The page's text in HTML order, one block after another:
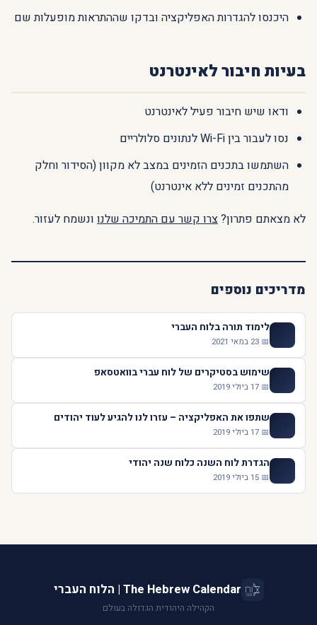
היכנסו להגדרות האפליקציה ובדקו שההתראות מופעלות שם
בעיות חיבור לאינטרנט
ודאו שיש חיבור פעיל לאינטרנט
נסו לעבור בין Wi-Fi לנתונים סלולריים
השתמשו בתכנים הזמינים במצב לא מקוון (הסידור וחלק
מהתכנים זמינים ללא אינטרנט)
לא מצאתם פתרון?צרו קשר עם התמיכה שלנו ונשמח לעזור.
מדריכים נוספים
לימוד תורה בלוח העברי
📅 23 במאי 2021
שימוש בסטיקרים של לוח עברי בוואטסאפ
📅 17 ביולי 2019
שתפו את האפליקציה – עזרו לנו להגיע לעוד יהודים
📅 17 ביולי 2019
הגדרת לוח השנה כלוח שנה יהודי
📅 15 ביולי 2019
The Hebrew Calendar | הלוח העברי
הקהילה היהודית הגדולה בעולם